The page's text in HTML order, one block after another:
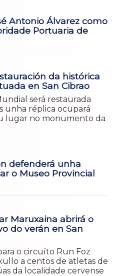
Antonio Álvarez como
Portuaria de
da histórica
en San Cibrao
será restaurada
unha réplica ocupará
lugar no monumento da
defenderá unha
o Museo Provincial
Maruxaina abrirá o
do verán en San
o circuíto Run Foz
a centos de atletas de
da localidade cervense